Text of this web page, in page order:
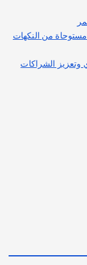
من النكهات
وتعزيز الشراكات